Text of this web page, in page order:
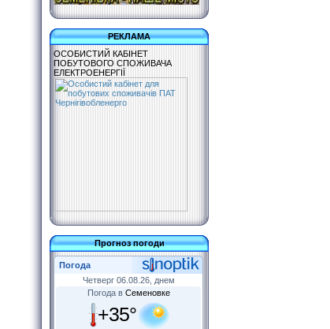
РЕКЛАМА
ОСОБИСТИЙ КАБІНЕТ
ПОБУТОВОГО СПОЖИВАЧА
ЕЛЕКТРОЕНЕРГІЇ
Прогноз погоди
Погода
Четверг 06.08.26, днем
Погода в Семеновке
+35°